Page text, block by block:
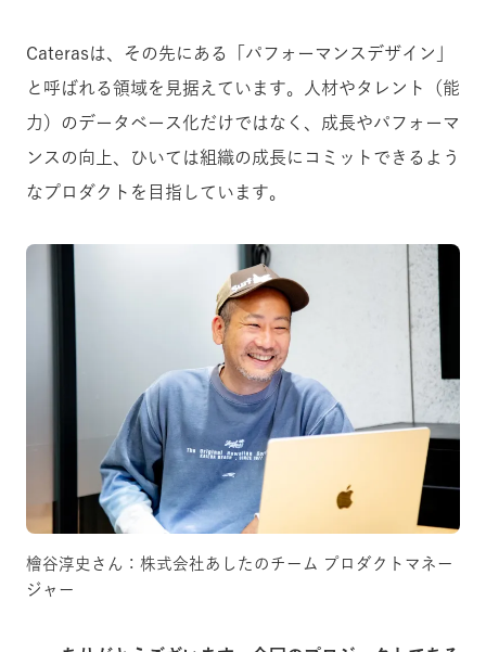
Caterasは、その先にある「 パフォーマンスデザイン
と呼ばれる領域を見据えています。人材やタレント（能
力）のデータベース化だけではなく、成長やパフォーマ
ンスの向上、ひいては組織の成長にコミットできるよう
なプロダクトを目指しています。
檜谷淳史さん：株式会社あしたのチーム プロダクトマネー
ジャー